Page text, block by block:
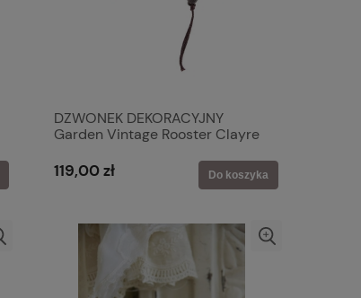
DZWONEK DEKORACYJNY
Garden Vintage Rooster Clayre
119,00 zł Do koszyka